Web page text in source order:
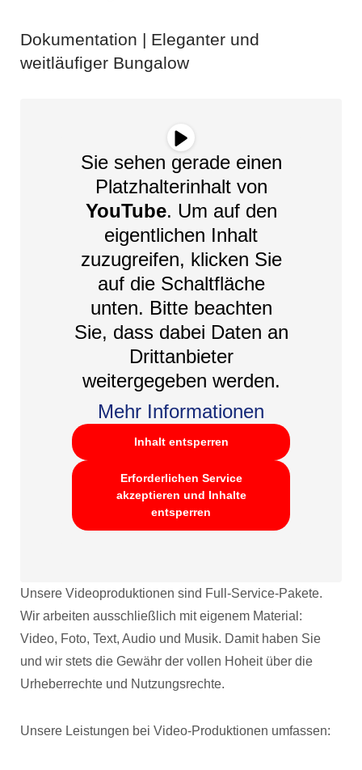
Dokumentation | Eleganter und
weitläufiger Bungalow
Sie sehen gerade einen
Platzhalterinhalt von
YouTube. Um auf den
eigentlichen Inhalt
zuzugreifen, klicken Sie
auf die Schaltfläche
unten. Bitte beachten
Sie, dass dabei Daten an
Drittanbieter
weitergegeben werden.
Mehr Informationen
Inhalt entsperren
Erforderlichen Service
akzeptieren und Inhalte
entsperren
Unsere Videoproduktionen sind Full-Service-Pakete.
Wir arbeiten ausschließlich mit eigenem Material:
Video, Foto, Text, Audio und Musik. Damit haben Sie
und wir stets die Gewähr der vollen Hoheit über die
Urheberrechte und Nutzungsrechte.
Unsere Leistungen bei Video-Produktionen umfassen: